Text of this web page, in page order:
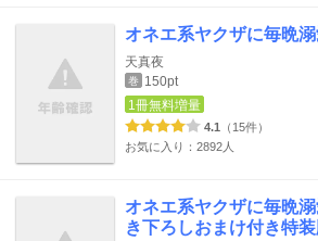
オネエ系ヤクザに毎晩
天真夜
巻
150pt
1冊無料増量
4.1 （15件）
お気に入り：2892人
オネエ系ヤクザに毎晩
き下ろしおまけ付き特装